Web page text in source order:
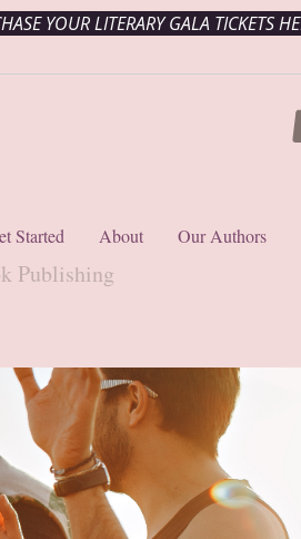
YOUR LITERARY GALA TICKETS
Started About Our Authors
Publishing